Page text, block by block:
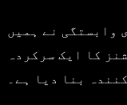
وابستگی نے ہمیں
کا ایک سرکردہ
بنا دیا ہے۔